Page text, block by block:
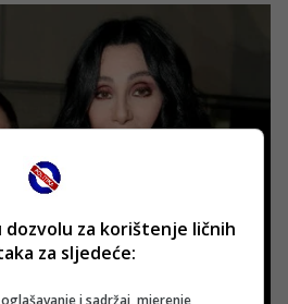
dozvolu za korištenje ličnih
za sljedeće:
i sadržaj, mjerenje